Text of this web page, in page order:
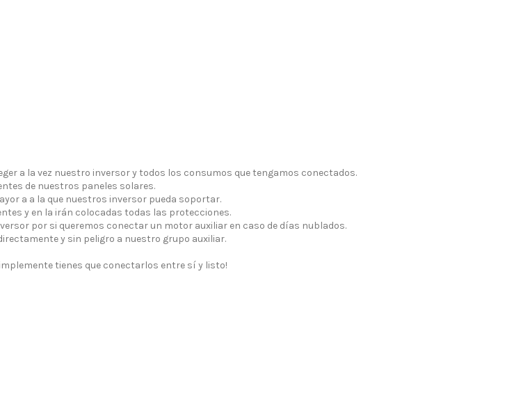
a la vez nuestro inversor y todos los consumos que tengamos conectados.
de nuestros paneles solares.
a a la que nuestros inversor pueda soportar.
y en la irán colocadas todas las protecciones.
por si queremos conectar un motor auxiliar en caso de días nublados.
y sin peligro a nuestro grupo auxiliar.
tienes que conectarlos entre sí y listo!